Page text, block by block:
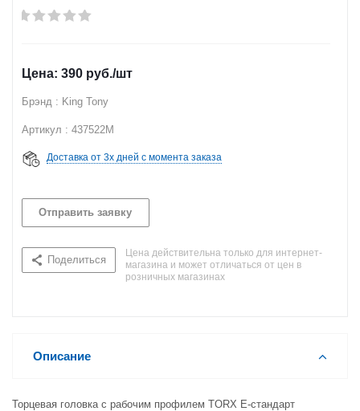
390 руб./шт
Брэнд : King Tony
Артикул : 437522M
Доставка от 3х дней с момента заказа
Отправить заявку
Поделиться
Цена действительна только для интернет-
магазина и может отличаться от цен в
розничных магазинах
Описание
Торцевая головка с рабочим профилем TORX Е-стандарт